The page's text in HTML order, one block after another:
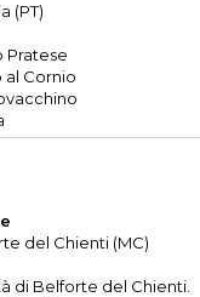
(PT)
Pratese
al Cornio
del Chienti (MC)
di Belforte del Chienti.